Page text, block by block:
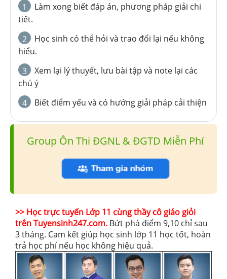
1
Làm xong biết đáp án, phương pháp giải chi
tiết.
2
Học sinh có thể hỏi và trao đổi lại nếu không
hiểu.
3
Xem lại lý thuyết, lưu bài tập và note lại các
chú ý
4
Biết điểm yếu và có hướng giải pháp cải thiện
Group Ôn Thi ĐGNL & ĐGTD Miễn Phí
>> Học trực tuyến Lớp 11 cùng thầy cô giáo giỏi
trên Tuyensinh247.com. Bứt phá điểm 9,10 chỉ sau
3 tháng. Cam kết giúp học sinh lớp 11 học tốt, hoàn
trả học phí nếu học không hiệu quả.